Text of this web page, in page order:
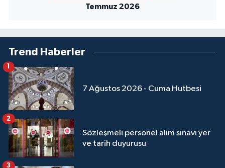
Temmuz 2026
Trend Haberler
7 Ağustos 2026 - Cuma Hutbesi
1
Sözleşmeli personel alım sınavı yer
ve tarih duyurusu
2
3
Yozgat Müftülüğü
Zonguldak Müftülüğü